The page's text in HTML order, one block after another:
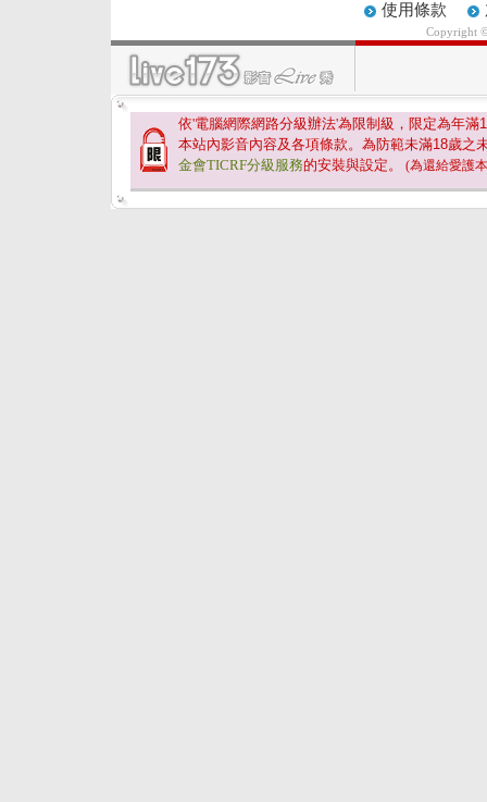
使用條款
Copyright
依'電腦網際網路分級辦法'為限制級，限定為年滿
本站內影音內容及各項條款。為防範未滿18歲之
金會TICRF分級服務的安裝與設定。 (為還給愛護